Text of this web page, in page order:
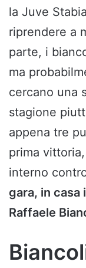
la Juve
riprendere a
parte, i
ma
cercano una
stagione
appena tre
prima
interno
gara, in
Raffaele